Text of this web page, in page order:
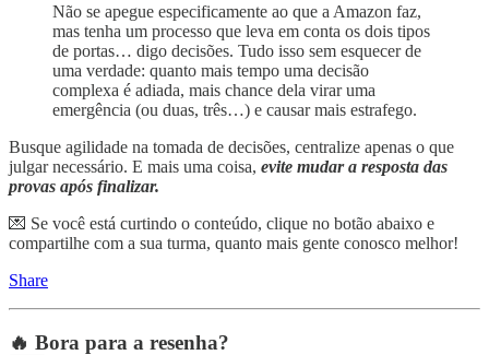
Não se apegue especificamente ao que a Amazon faz,
mas tenha um processo que leva em conta os dois tipos
de portas… digo decisões. Tudo isso sem esquecer de
uma verdade: quanto mais tempo uma decisão
complexa é adiada, mais chance dela virar uma
emergência (ou duas, três…) e causar mais estrafego.
Busque agilidade na tomada de decisões, centralize apenas o que
julgar necessário. E mais uma coisa, evite mudar a resposta das
provas após finalizar.
💌 Se você está curtindo o conteúdo, clique no botão abaixo e
compartilhe com a sua turma, quanto mais gente conosco melhor!
Share
🔥 Bora para a resenha?